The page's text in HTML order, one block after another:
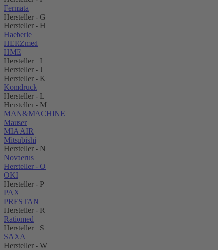
Fermata
Hersteller - G
Hersteller - H
Haeberle
HERZmed
HME
Hersteller - I
Hersteller - J
Hersteller - K
Komdruck
Hersteller - L
Hersteller - M
MAN&MACHINE
Mauser
MIA AIR
Mitsubishi
Hersteller - N
Novaerus
Hersteller - O
OKI
Hersteller - P
PAX
PRESTAN
Hersteller - R
Ratiomed
Hersteller - S
SAXA
Hersteller - W